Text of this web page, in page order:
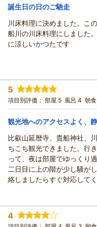
宿泊価格帯： 9,001～10,000円(
ザ・プリンス 京都宝ヶ池、オ
この度はザ・プリンス 京
ありがとうございました。
と、また客室の内容、牛
お寄せスタッフ一同大変
心地よいひとときをお過
に努めてまいります。ま
おります。
誕生日の日のご馳走
川床料理に決めました。こ
船川の川床料理にしました
に涼しいかつたです
投稿者： ヨウジさん(男性/70代)
宿泊プラン： 京の奥座敷・貴船
き）
ツイン 朝・夕
宿泊価格帯： 30,001円以上(大
この度はザ・プリンス 京
ありがとうございました。
楽しみいただけたとのこと
ります。今後も快適で心
すよう、サービス向上に
5
項目別評価： 部屋 5 風呂 4 朝
観光地へのアクセスよく、
比叡山延暦寺、貴船神社、
ちこち観光できました。行
って、夜は部屋でゆっくり
二日目に上の階が少し騒が
絡しましたらすぐ対応して
宿泊時期： 2026年07月宿泊 (夫
投稿者： あこあこさん
宿泊プラン： 【じゃらんスペシ
4